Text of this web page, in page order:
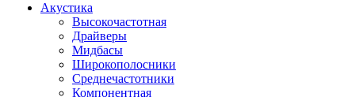
Акустика
Высокочастотная
Драйверы
Мидбасы
Широкополосники
Среднечастотники
Компонентная